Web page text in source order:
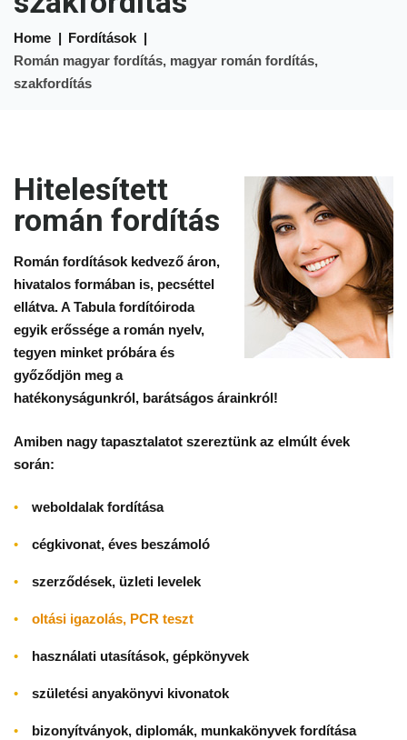
Home | Fordítások |
Román magyar fordítás, magyar román fordítás,
szakfordítás
magyar
fordítás,
magyar
román
fordítás,
szakfordítás
Hitelesített
román fordítás
Román fordítások kedvező áron,
hivatalos formában is, pecséttel
ellátva. A Tabula fordítóiroda
egyik erőssége a román nyelv,
tegyen minket próbára és
győződjön meg a
hatékonyságunkról, barátságos árainkról!
Amiben nagy tapasztalatot szereztünk az elmúlt évek
során:
weboldalak fordítása
cégkivonat, éves beszámoló
szerződések, üzleti levelek
oltási igazolás, PCR teszt
használati utasítások, gépkönyvek
születési anyakönyvi kivonatok
bizonyítványok, diplomák, munkakönyvek fordítása